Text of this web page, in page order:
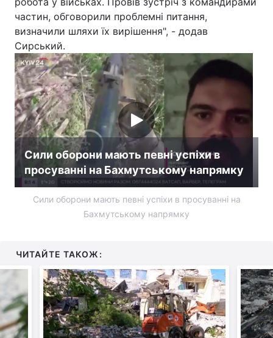
Тема оформлення
частин, обговорили проблемні питання,
визначили шляхи їх вирішення", - додав
Сирський.
Сили оборони мають певні успіхи в
просуванні на Бахмутському напрямку
Сили оборони мають певні успіхи в просуванні на
Бахмутському напрямку
ЧИТАЙТЕ ТАКОЖ: